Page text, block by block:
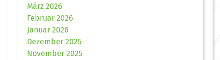
März 2026
Februar 2026
Januar 2026
Dezember 2025
November 2025